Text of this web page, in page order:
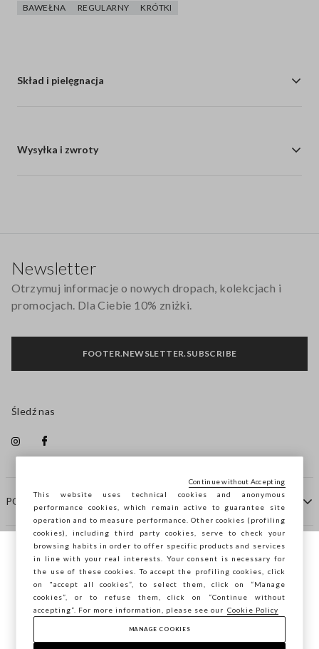
BAWEŁNA REGULARNY KRÓTKI
Skład i pielęgnacja
Wysyłka i zwroty
POMOC
FIRMA
KONTAKTY
Newsletter
Otrzymuj informacje o nowych dropach, kolekcjach i
promocjach. Dla Ciebie 10% zniżki.
FOOTER.NEWSLETTER.SUBSCRIBE
Śledź nas
Copyright © Ovs S.p.A. P.Iva 04240010274 - Cap. Soc.
Przeglądasz STEFANEL Italia, chcesz
zapisać swoją lokalizację?
POTWIERDŹ
This website uses technical cookies and anonymous
performance cookies, which remain active to guarantee site
operation and to measure performance. Other cookies (profiling
cookies), including third party cookies, serve to check your
browsing habits in order to offer specific products and services
in line with your real interests. Your consent is necessary for
the use of these cookies. To accept the profiling cookies, click
on "accept all cookies”, to select them, click on “Manage
cookies”, or to refuse them, click on “Continue without
accepting”. For more information, please see our Cookie Policy
MANAGE COOKIES
Continue without Accepting